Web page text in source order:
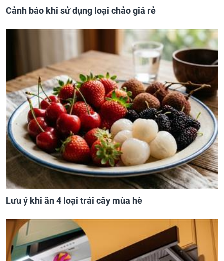
Cảnh báo khi sử dụng loại chảo giá rẻ
Lưu ý khi ăn 4 loại trái cây mùa hè